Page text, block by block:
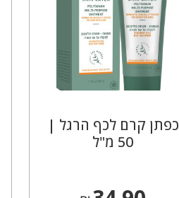
כפתן קרם לכף הרגל |
50 מ"ל